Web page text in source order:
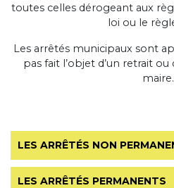
toutes celles dérogeant aux
loi ou le
Les arrêtés municipaux sont
pas fait l’objet d’un retrait
maire.
LES ARRÊTÉS NON
LES ARRÊTÉS PERMANENTS